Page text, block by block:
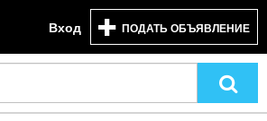
Вход ПОДАТЬ ОБЪЯВЛЕНИЕ